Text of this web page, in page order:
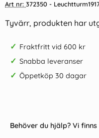
Art nr: 372350 -
Tyvärr, produkten har
✓ Fraktfritt vid 600 kr
✓ Snabba leveranser
✓ Öppetköp 30 dagar
Behöver du hjälp? Vi finns